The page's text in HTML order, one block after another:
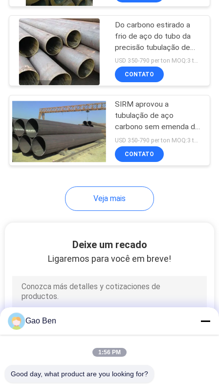
Do carbono estirado a
frio de aço do tubo da
precisão tubulação de
aço sem emenda
DIN2391 St35 St45
St37.0
USD 350-790 per ton MOQ:3 toneladas
CONTATO
SIRM aprovou a
tubulação de aço
carbono sem emenda de
30 polegadas com
diferente
USD 350-790 per ton MOQ:3 toneladas
CONTATO
Veja mais
Deixe um recado
Ligaremos para você em breve!
Gao Ben
1:56 PM
Good day, what product are you looking for?